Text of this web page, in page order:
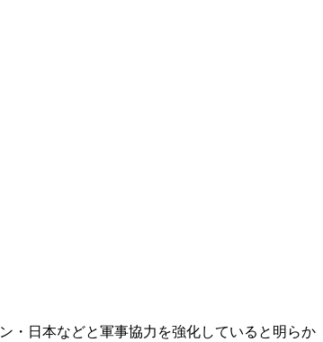
・日本などと軍事協力を強化していると明らか